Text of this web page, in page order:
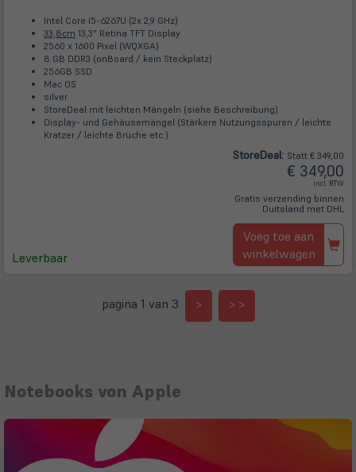
Intel Core i5-6267U (2x 2,9 GHz)
33,8cm 13,3" Retina TFT Display
2560 x 1600 Pixel (WQXGA)
8 GB DDR3 (onBoard / kein Steckplatz)
256GB SSD
Mac OS
silver
StoreDeal mit leichten Mängeln (siehe Beschreibung)
Display- und Gehäusemängel (Stärkere Nutzungsspuren / leichte
Kratzer / leichte Brüche etc.)
Leverbaar
StoreDeal: Statt € 349,00
€ 349,00
incl. BTW
Gratis verzending binnen
Duitsland met DHL
Voeg toe aan
winkelwagen
pagina 1 van 3 > > >
Notebooks von Apple